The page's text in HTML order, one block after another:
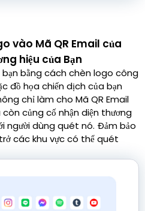
vào Mã QR Email của
hiệu của Bạn
bạn bằng cách chèn logo công
đồ họa chiến dịch của bạn
chỉ làm cho Mã QR Email
củng cố nhận diện thương
người dùng quét nó. Đảm bảo
các khu vực có thể quét